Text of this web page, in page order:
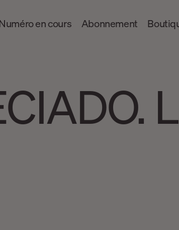
en cours Abonnement